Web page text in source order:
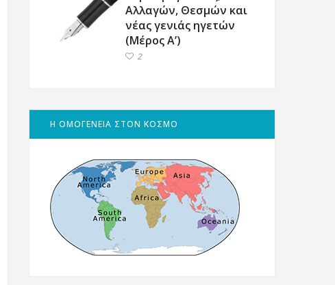
Αλλαγών, Θεσμών και
νέας γενιάς ηγετών
(Μέρος Α’)
2
Η ΟΜΟΓΕΝΕΙΑ ΣΤΟΝ ΚΟΣΜΟ